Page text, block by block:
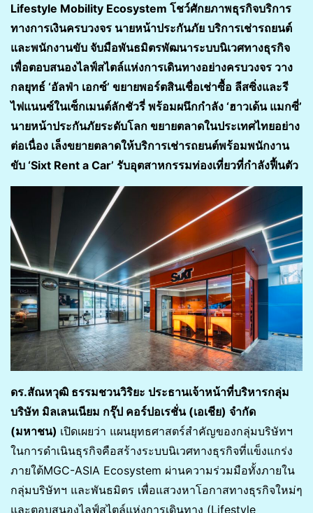
Lifestyle Mobility Ecosystem โชว์ศักยภาพธุรกิจบริการ
ทางการเงินครบวงจร นายหน้าประกันภัย บริการเช่ารถยนต์
และพนักงานขับ จับมือพันธมิตรพัฒนาระบบนิเวศทางธุรกิจ
เพื่อตอบสนองไลฟ์สไตล์แห่งการเดินทางอย่างครบวงจร วาง
กลยุทธ์ ‘อัลฟ่า เอกซ์’ ขยายพอร์ตสินเชื่อเช่าซื้อ ลีสซิ่งและรี
ไฟแนนซ์ในเซ็กเมนต์ลักชัวรี่ พร้อมผนึกกำลัง ‘ฮาวเด้น แมกซี่’
นายหน้าประกันภัยระดับโลก ขยายตลาดในประเทศไทยอย่าง
ต่อเนื่อง เล็งขยายตลาดให้บริการเช่ารถยนต์พร้อมพนักงาน
ขับ ‘Sixt Rent a Car’ รับอุตสาหกรรมท่องเที่ยวที่กำลังฟื้นตัว
ดร.สัณหวุฒิ ธรรมชวนวิริยะ ประธานเจ้าหน้าที่บริหารกลุ่ม
บริษัท มิลเลนเนียม กรุ๊ป คอร์ปอเรชั่น (เอเชีย) จำกัด
(มหาชน) เปิดเผยว่า แผนยุทธศาสตร์สำคัญของกลุ่มบริษัทฯ
ในการดำเนินธุรกิจคือสร้างระบบนิเวศทางธุรกิจที่แข็งแกร่ง
ภายใต้MGC-ASIA Ecosystem ผ่านความร่วมมือทั้งภายใน
กลุ่มบริษัทฯ และพันธมิตร เพื่อแสวงหาโอกาสทางธุรกิจใหม่ๆ
และตอบสนองไลฟ์สไตล์แห่งการเดินทาง (Lifestyle